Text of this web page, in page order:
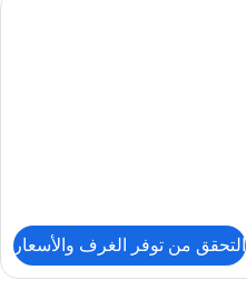
التحقق من توفر الغرف والأسعار